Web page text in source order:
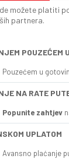
možete platiti
partnera.
POUZEĆEM
Pouzećem u
NA RATE
Popunite zahtjev
UPLATOM
Avansno plaćanje